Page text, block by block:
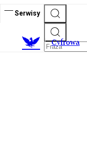
Serwisy
Cyfrowa